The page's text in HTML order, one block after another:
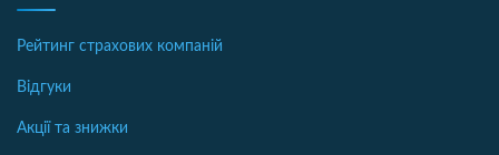
Рейтинг страхових компаній
Відгуки
Акції та знижки